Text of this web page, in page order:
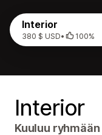
Interior
380 $ USD• 100%
Interior
Kuuluu ryhmään